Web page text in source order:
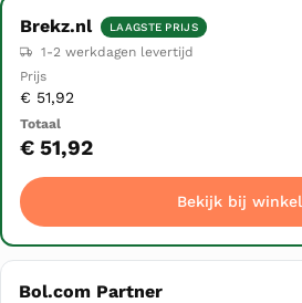
Winkel Prijs
Verzendkosten
Brekz.nl LAAGSTE PRIJS
1-2 werkdagen levertijd
€ 51,92
€ 51,92
Bekijk bij winkel
Bol.com Partner